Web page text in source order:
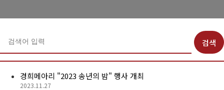
검색
경희메아리 "2023 송년의 밤" 행사 개최
2023.11.27